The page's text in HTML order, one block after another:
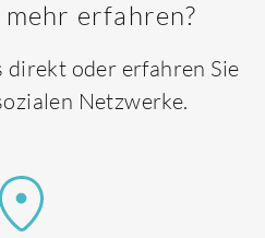
mehr erfahren?
direkt oder erfahren Sie
Netzwerke.